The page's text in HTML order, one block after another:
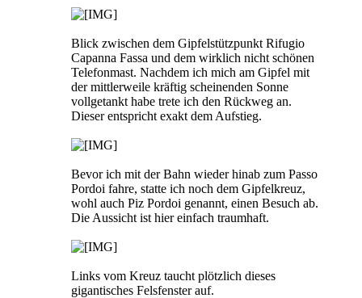
Blick zwischen dem Gipfelstützpunkt Rifugio
Capanna Fassa und dem wirklich nicht schönen
Telefonmast. Nachdem ich mich am Gipfel mit
der mittlerweile kräftig scheinenden Sonne
vollgetankt habe trete ich den Rückweg an.
Dieser entspricht exakt dem Aufstieg.
Bevor ich mit der Bahn wieder hinab zum Passo
Pordoi fahre, statte ich noch dem Gipfelkreuz,
wohl auch Piz Pordoi genannt, einen Besuch ab.
Die Aussicht ist hier einfach traumhaft.
Links vom Kreuz taucht plötzlich dieses
gigantisches Felsfenster auf.